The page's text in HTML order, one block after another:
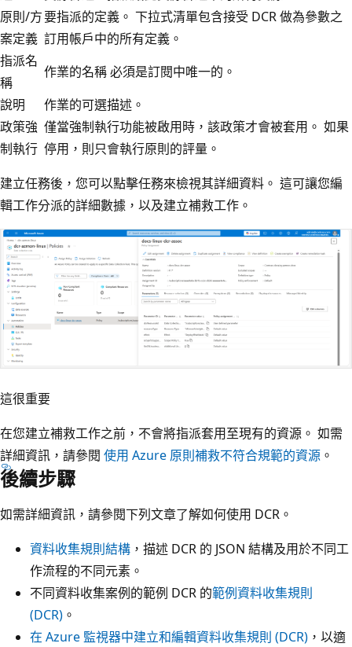
原則/方
案定義
要指派的定義。 下拉式清單包含接受 DCR 做為參數之
訂用帳戶中的所有定義。
指派名
稱
作業的名稱 必須是訂閱中唯一的。
說明
作業的可選描述。
政策強
制執行
僅當強制執行功能被啟用時，該政策才會被套用。 如果
停用，則只會執行原則的評量。
建立任務後，您可以點擊任務來檢視其詳細資料。 這可讓您編
輯工作分派的詳細數據，以及建立補救工作。
這很重要
在您建立補救工作之前，不會將指派套用至現有的資源。 如需
詳細資訊，請參閱 使用 Azure 原則補救不符合規範的資源 。
後續步驟
如需詳細資訊，請參閱下列文章了解如何使用 DCR。
資料收集規則結構 ，描述 DCR 的 JSON 結構及用於不同工
作流程的不同元素。
不同資料收集案例的範例 DCR 的範例資料收集規則
(DCR) 。
在 Azure 監視器中建立和編輯資料收集規則 (DCR) ，以適